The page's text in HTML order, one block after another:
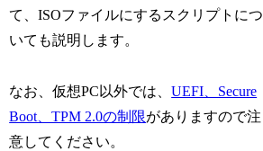
て、ISOファイルにするスクリプトにつ
いても説明します。
なお、仮想PC以外では、UEFI、Secure
Boot、TPM 2.0の制限がありますので注
意してください。